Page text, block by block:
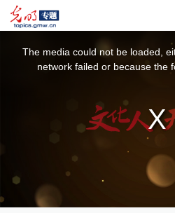
The media could not be loaded,
network failed or because the